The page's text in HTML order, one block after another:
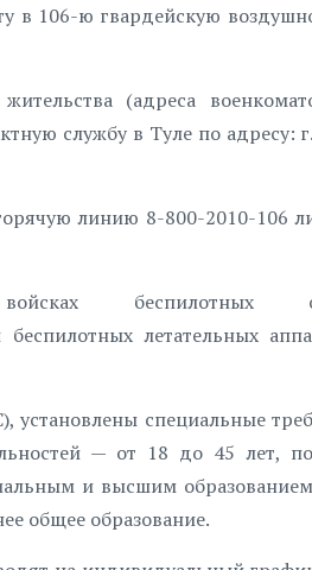
в 106-ю гвардейскую
(адреса
службу в Туле по адресу:
линию 8-800-2010-106
беспилотных
летательных
специальные
— от 18 до 45 лет,
и высшим
общее образование.